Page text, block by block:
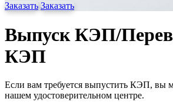
Заказать Заказать
Выпуск КЭП/
КЭП
Если вам требуется выпустить КЭП, вы
нашем удостоверительном центре.